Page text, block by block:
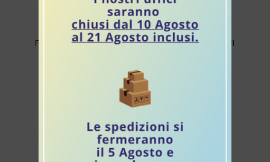
Fermenti per formaggio Robiola in dose per 50 litri